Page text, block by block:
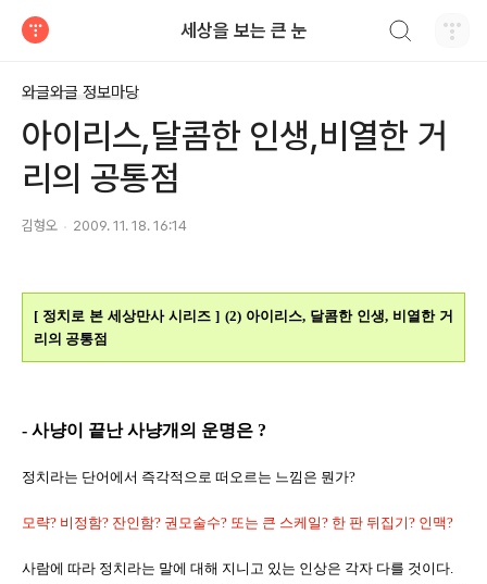
세상을 보는 큰 눈
와글와글 정보마당
아이리스,달콤한 인생,비열한 거
리의 공통점
김형오 2009. 11. 18. 16:14
[ 정치로 본 세상만사 시리즈 ] (2) 아이리스, 달콤한 인생, 비열한 거
리의 공통점
- 사냥이 끝난 사냥개의 운명은 ?
정치라는 단어에서 즉각적으로 떠오르는 느낌은 뭔가?
모략? 비정함? 잔인함? 권모술수? 또는 큰 스케일? 한 판 뒤집기? 인맥?
사람에 따라 정치라는 말에 대해 지니고 있는 인상은 각자 다를 것이다.